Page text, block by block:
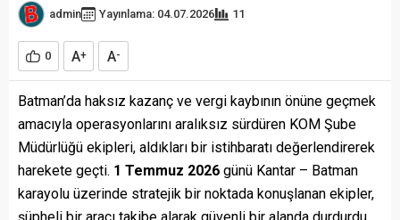
admin Yayınlama: 04.07.2026 11
0 A+ A-
Batman’da haksız kazanç ve vergi kaybının önüne geçmek
amacıyla operasyonlarını aralıksız sürdüren KOM Şube
Müdürlüğü ekipleri, aldıkları bir istihbaratı değerlendirerek
harekete geçti. 1 Temmuz 2026 günü Kantar – Batman
karayolu üzerinde stratejik bir noktada konuşlanan ekipler,